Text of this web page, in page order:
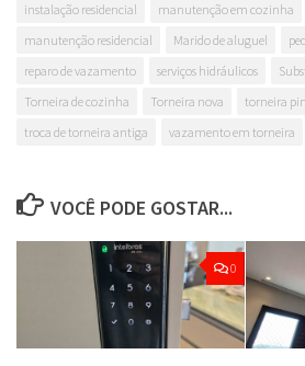
instalação residencial
manutenção em cozinha
manutenção residencial
Marido de aluguel
reparo de vazamento
serviços hidráulicos
Torneira de cozinha
Torneira nova torneira
troca de torneira antiga
vazamento em torneira
VOCÊ PODE GOSTAR...
0